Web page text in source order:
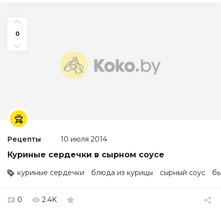
0
Рецепты 10 июля 2014
Куриные сердечки в сырном соусе
куриные сердечки блюда из курицы сырный соус
0 2.4K